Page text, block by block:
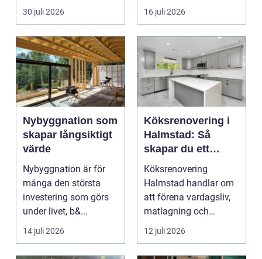
spolas, vattnet rinner
undan ...
30 juli 2026
o...
16 juli 2026
Nybyggnation som
skapar långsiktigt
värde
Nybyggnation är för
många den största
investering som görs
under livet, b&...
14 juli 2026
Köksrenovering i
Halmstad: Så
skapar du ett
funktionellt och
trivsamt kök
Köksrenovering
Halmstad handlar om
att förena vardagsliv,
matlagning och
umgänge i et...
12 juli 2026